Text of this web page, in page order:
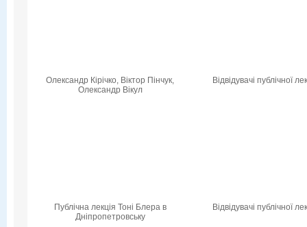
Олександр Кірічко, Віктор Пінчук,
Олександр Вікул
Відвідувачі публічної
Публічна лекція Тоні Блера в
Дніпропетровську
Відвідувачі публічної